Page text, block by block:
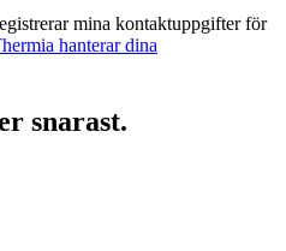
mina kontaktuppgifter för
hanterar dina
snarast.